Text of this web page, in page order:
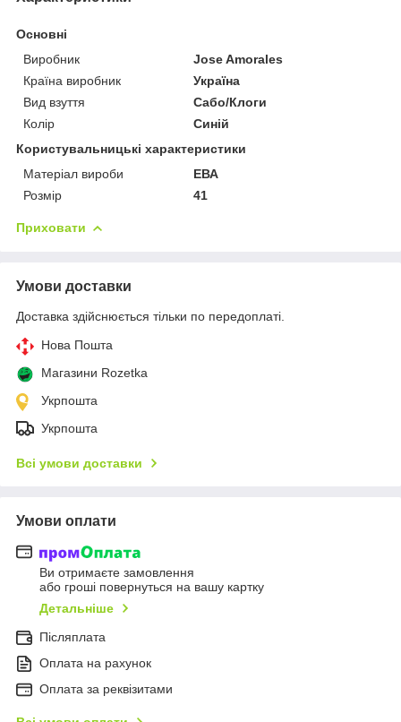
Основні
Виробник
Jose Amorales
Країна виробник
Україна
Вид взуття
Сабо/Клоги
Колір
Синій
Користувальницькі характеристики
Матеріал вироби
ЕВА
Розмір
41
Приховати
Умови доставки
Доставка здійснюється тільки по передоплаті.
Нова Пошта
Магазини Rozetka
Укрпошта
Укрпошта
Всі умови доставки
Умови оплати
Ви отримаєте замовлення
або гроші повернуться на вашу картку
Детальніше
Післяплата
Оплата на рахунок
Оплата за реквізитами